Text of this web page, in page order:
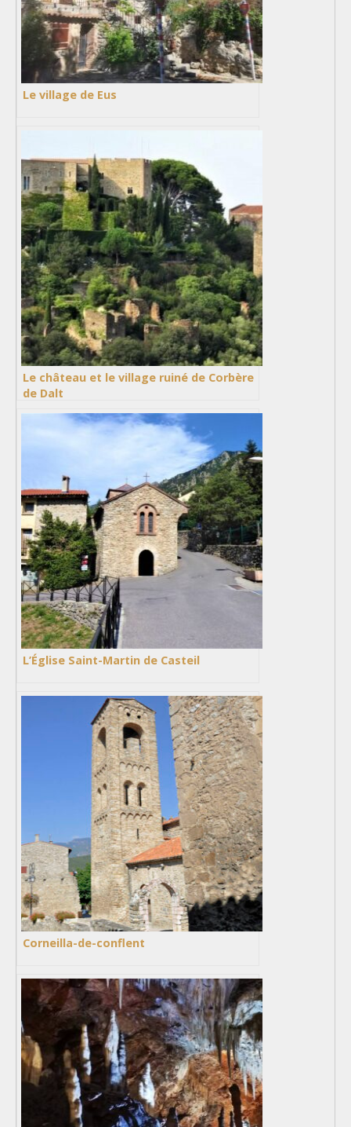
Le village de Eus
Le château et le village ruiné de Corbère
de Dalt
L’Église Saint-Martin de Casteil
Corneilla-de-conflent